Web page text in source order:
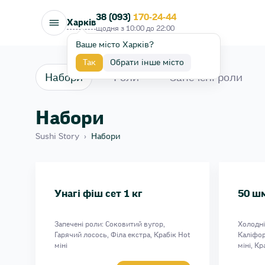
Харків
Ваше місто Харків?
Так Обрати інше місто
38 (093) 170-24-44
щодня з 10:00 до 22:00
Набори Роли Запечені роли
Набори
Sushi Story › Набори
Мегаполіс сет 1,8 кг
Гарячий сейл сет 1 кг
Унагі фіш сет 1 кг
Запечені роли: Соковитий вугор,
Гарячий лосось, Філа екстра, Крабік Hot
міні
50
міні,